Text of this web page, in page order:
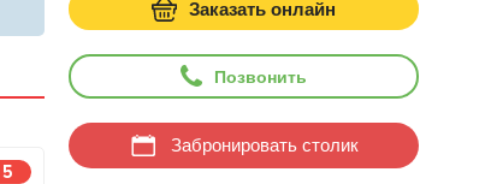
Заказать онлайн
Позвонить
Забронировать столик
5